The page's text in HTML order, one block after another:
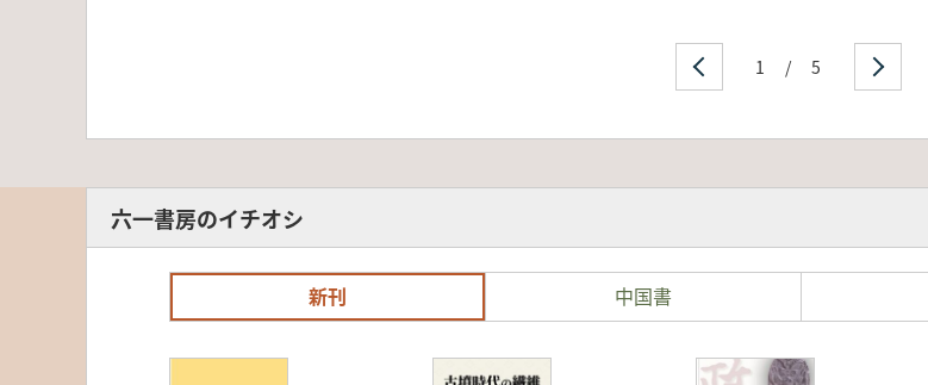
1 / 5
六一書房のイチオシ
新刊 中国書